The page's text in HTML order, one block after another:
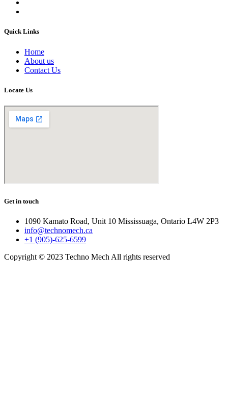
Quick Links
Home
About us
Contact Us
Locate Us
Get in touch
1090 Kamato Road, Unit 10 Mississuaga, Ontario L4W 2P3
info@technomech.ca
+1 (905)-625-6599
Copyright © 2023 Techno Mech All rights reserved